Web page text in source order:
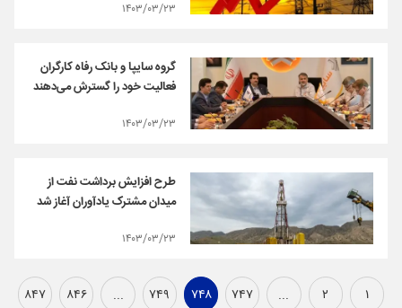
۱۴۰۳/۰۳/۲۳
گروه سایپا و بانک رفاه کارگران
فعالیت خود را گسترش می‌دهند
۱۴۰۳/۰۳/۲۳
طرح افزایش برداشت نفت از
میدان مشترک یادآوران آغاز شد
۱۴۰۳/۰۳/۲۳
۱ ۲ ... ۷۴۷ ۷۴۸ ۷۴۹ ... ۸۴۶ ۸۴۷